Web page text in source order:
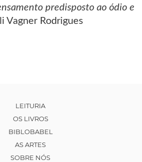
predisposto ao ódio e
Vagner Rodrigues
LEITURIA
OS LIVROS
BIBLOBABEL
AS ARTES
SOBRE NÓS